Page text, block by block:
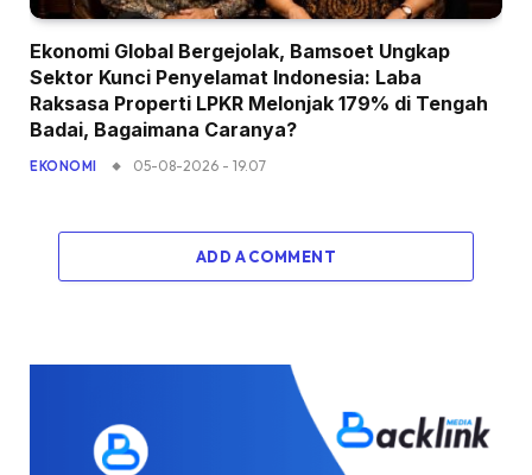
Ekonomi Global Bergejolak, Bamsoet Ungkap
Sektor Kunci Penyelamat Indonesia: Laba
Raksasa Properti LPKR Melonjak 179% di Tengah
Badai, Bagaimana Caranya?
EKONOMI 05-08-2026 - 19.07
ADD A COMMENT